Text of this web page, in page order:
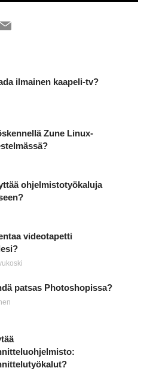
ilmainen kaapeli-tv?
Zune Linux-
ohjelmistotyökaluja
videotapetti
patsas Photoshopissa?